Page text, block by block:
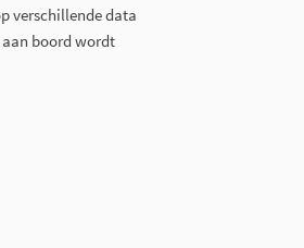
verschillende data
boord wordt